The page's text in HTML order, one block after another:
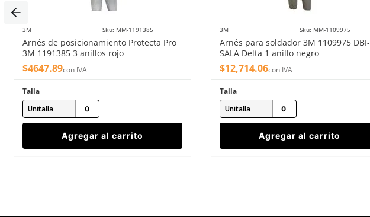
3M Sku: MM-1191385
Arnés de posicionamiento Protecta Pro
3M 1191385 3 anillos rojo
$4647.89con IVA
Talla
Unitalla
Agregar al carrito
3M Sku: MM-1109975
Arnés para soldador 3M 1109975 DBI-
SALA Delta 1 anillo negro
$12,714.06con IVA
Talla
Unitalla
Agregar al carrito